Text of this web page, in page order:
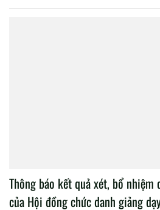
Thông báo kết quả xét, bổ nhiệm
của Hội đồng chức danh giảng